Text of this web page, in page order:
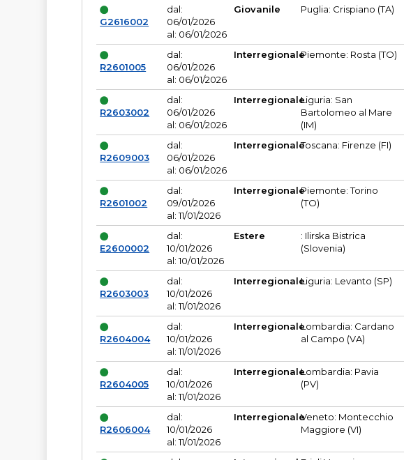
G2616002
dal:
06/01/2026
al: 06/01/2026
Giovanile Puglia: Crispiano (TA)
R2601005
dal:
06/01/2026
al: 06/01/2026
InterregionalePiemonte: Rosta (TO)
R2603002
dal:
06/01/2026
al: 06/01/2026
InterregionaleLiguria: San
Bartolomeo al Mare
(IM)
R2609003
dal:
06/01/2026
al: 06/01/2026
InterregionaleToscana: Firenze (FI)
R2601002
dal:
09/01/2026
al: 11/01/2026
InterregionalePiemonte: Torino
(TO)
E2600002
dal:
10/01/2026
al: 10/01/2026
Estere
: Ilirska Bistrica
(Slovenia)
R2603003
dal:
10/01/2026
al: 11/01/2026
InterregionaleLiguria: Levanto (SP)
R2604004
dal:
10/01/2026
al: 11/01/2026
InterregionaleLombardia: Cardano
al Campo (VA)
R2604005
dal:
10/01/2026
al: 11/01/2026
InterregionaleLombardia: Pavia
(PV)
R2606004
dal:
10/01/2026
al: 11/01/2026
InterregionaleVeneto: Montecchio
Maggiore (VI)